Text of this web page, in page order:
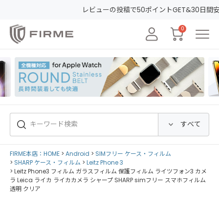
ーの投稿で50ポイントGET&30日間安心保証！会員登録して初めて
0
FIRME本店：HOME Android
SIMフリー ケース・フィルム
SHARP ケース・フィルム
Leitz Phone 3
Leitz Phone3 フィルム ガラスフィルム 保護フィルム ライツフォン3 カメ
ラ Leica ライカ ライカカメラ シャープ SHARP simフリー スマホフィルム
透明 クリア